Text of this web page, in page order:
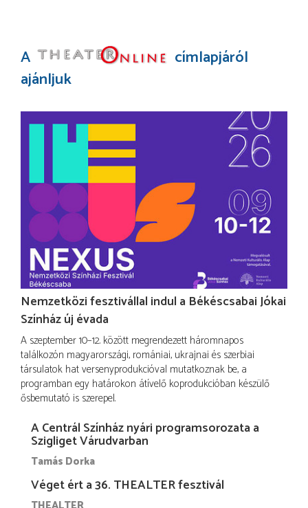
A
címlapjáról
ajánljuk
Nemzetközi fesztivállal indul a Békéscsabai Jókai
Színház új évada
A szeptember 10–12. között megrendezett háromnapos
találkozón magyarországi, romániai, ukrajnai és szerbiai
társulatok hat versenyprodukcióval mutatkoznak be, a
programban egy határokon átívelő koprodukcióban készülő
ősbemutató is szerepel.
A Centrál Színház nyári programsorozata a
Szigliget Várudvarban
Tamás Dorka
Véget ért a 36. THEALTER fesztivál